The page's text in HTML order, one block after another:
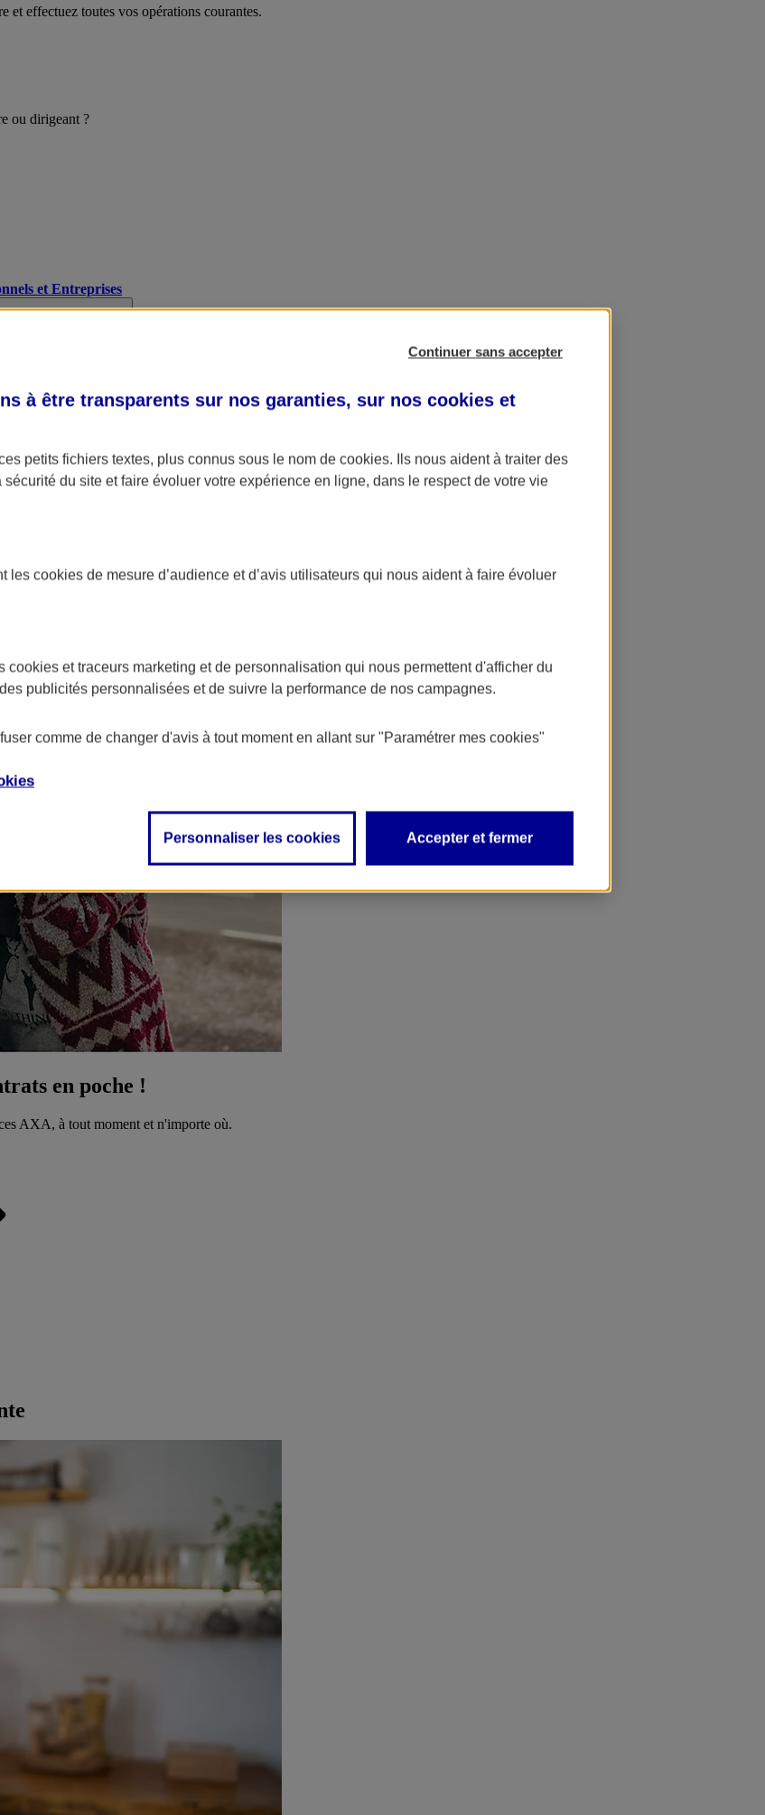
et effectuez toutes vos opérations courantes.
ou dirigeant ?
et Entreprises
L'application AXA Banque
en poche !
en poche !
AXA, à tout moment et n'importe où.
Continuer sans accepter
à être transparents sur nos garanties, sur nos cookies et
petits fichiers textes, plus connus sous le nom de cookies. Ils nous aident à traiter des
du site et faire évoluer votre expérience en ligne, dans le respect de votre vie
les cookies de mesure d’audience et d’avis utilisateurs qui nous aident à faire évoluer
cookies et traceurs marketing et de personnalisation qui nous permettent d'afficher du
publicités personnalisées et de suivre la performance de nos campagnes.
comme de changer d'avis à tout moment en allant sur "Paramétrer mes cookies"
Personnaliser les cookies Accepter et fermer